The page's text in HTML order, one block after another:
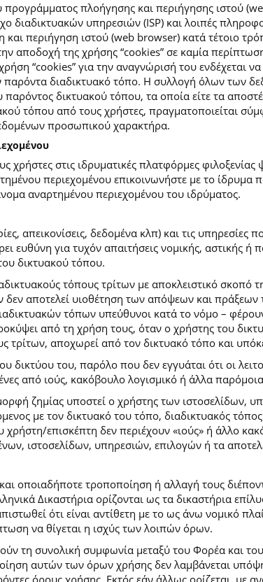
πλοήγησης και περιήγησης ιστού
διαδικτυακών υπηρεσιών (ISP) και λοιπές
περιήγηση ιστού (web browser) κατά τέτοιο
αποδοχή της χρήσης “cookies” σε καμία
“cookies” για την αναγνώρισή του ενδέχεται
παρόντα διαδικτυακό τόπο. Η συλλογή όλων των
δικτυακού τόπου, τα οποία είτε τα
τόπου από τους χρήστες, πραγματοποιείται
προσωπικού χαρακτήρα.
χρήστες στις ιδρυματικές πλατφόρμες
περιεχομένου επικοινωνήστε με το ίδρυμα
αναρτημένου περιεχομένου του ιδρύματος.
δεδομένα κλπ) και τις υπηρεσίες
για τυχόν απαιτήσεις νομικής, αστικής ή
δικτυακού τόπου.
τόπους τρίτων με αποκλειστικό
αποτελεί υιοθέτηση των απόψεων και
τόπων υπεύθυνοι κατά το νόμο –
από τη χρήση τους, όταν ο χρήστης του
τρίτων, αποχωρεί από τον δικτυακό τόπο και
του, παρόλο που δεν εγγυάται ότι οι
από ιούς, κακόβουλο λογισμικό ή άλλα παρόμοια
ζημίας υποστεί ο χρήστης των ιστοσελίδων,
με τον δικτυακό του τόπο, διαδικτυακός
επισκέπτη δεν περιέχουν «ιούς» ή άλλο
ιστοσελίδων, υπηρεσιών, επιλογών ή τα
οποιαδήποτε τροποποίηση ή αλλαγή τους
Δικαστήρια ορίζονται ως τα δικαστήρια
ότι είναι αντίθετη με το ως άνω νομικό
να θίγεται η ισχύς των λοιπών όρων.
τη συνολική συμφωνία μεταξύ του Φορέα και
αυτών των όρων χρήσης δεν λαμβάνεται